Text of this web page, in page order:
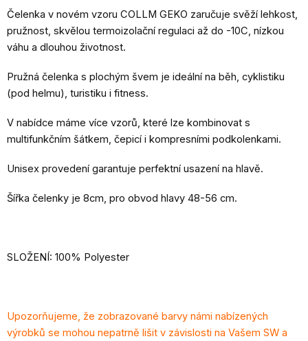
Čelenka v novém vzoru COLLM GEKO zaručuje svěží lehkost,
pružnost, skvělou termoizolační regulaci až do -10C, nízkou
váhu a dlouhou životnost.
Pružná čelenka s plochým švem je ideální na běh, cyklistiku
(pod helmu), turistiku i fitness.
V nabídce máme více vzorů, které lze kombinovat s
multifunkčním šátkem, čepicí i kompresními podkolenkami.
Unisex provedení garantuje perfektní usazení na hlavě.
Šířka čelenky je 8cm, pro obvod hlavy 48-56 cm.
SLOŽENÍ: 100% Polyester
Upozorňujeme, že zobrazované barvy námi nabízených
výrobků se mohou nepatrně lišit v závislosti na Vašem SW a